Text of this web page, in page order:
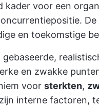
kader voor een
en toekomstige
en zwakke
voor sterkten,
interne factoren,